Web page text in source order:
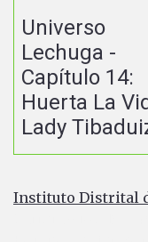
Universo
Lechuga -
Capítulo 14:
Huerta La
Lady
Instituto Distrital